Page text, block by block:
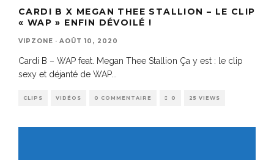
CARDI B X MEGAN THEE STALLION – LE CLIP
« WAP » ENFIN DÉVOILÉ !
VIPZONE · AOÛT 10, 2020
Cardi B – WAP feat. Megan Thee Stallion Ça y est : le clip
sexy et déjanté de WAP...
CLIPS VIDÉOS 0 COMMENTAIRE 0 25 VIEWS